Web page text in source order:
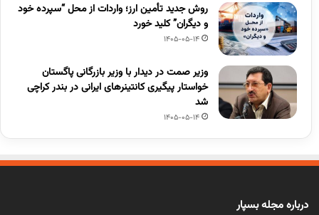
روش جدید تأمین ارز؛ واردات از محل “سپرده خود
و دیگران” کلید خورد
1405-05-14
وزیر صمت در دیدار با وزیر بازرگانی پاگستان
خواستار پیگیری کانتینرهای ایرانی در بندر کراچی
شد
1405-05-14
درباره مجله بسپار